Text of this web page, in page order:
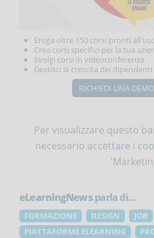
Eroga oltre 150 corsi pronti
Crea corsi specifici per la tua
Svolgi corsi in videoconferenza
Gestisci la crescita dei dipendenti
RICHIEDI UNA
Per visualizzare questo
necessario accettare i
eLearningNewsparla di...
FORMAZIONE DESIGN
JOB
PIATTAFORME ELEARNING